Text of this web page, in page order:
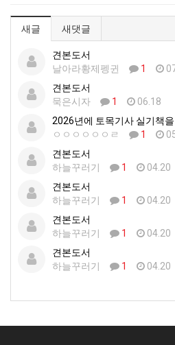
새글 새댓글
견본도서
날아라황제펭귄
1
견본도서
묵은시자
1
06.18
2026년에 토목기사 실기책
ㅇㅇㅇㅇㅇㅇㄹ
1
견본도서
하늘꾸러기
1
04.20
견본도서
하늘꾸러기
1
04.20
견본도서
하늘꾸러기
1
04.20
견본도서
하늘꾸러기
1 04.20